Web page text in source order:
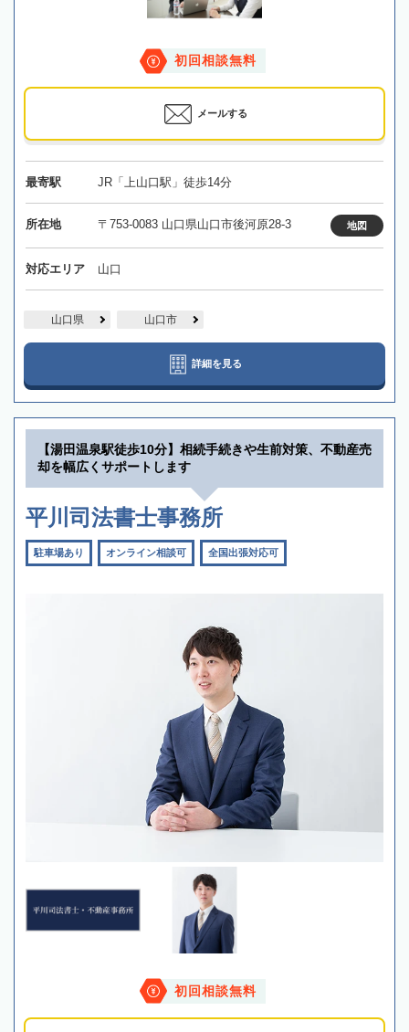
初回相談無料
メールする
最寄駅 JR「上山口駅」徒歩14分
所在地 〒753-0083 山口県山口市後河原28-3 地図
対応エリア 山口
山口県 山口市
詳細を見る
【湯田温泉駅徒歩10分】相続手続きや生前対策、不動産売
却を幅広くサポートします
平川司法書士事務所
駐車場あり オンライン相談可 全国出張対応可
初回相談無料